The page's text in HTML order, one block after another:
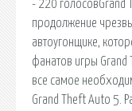
- 220 голосовGrand
продолжение
автоугонщике,
фанатов игры Grand
все самое
Grand Theft Auto 5.